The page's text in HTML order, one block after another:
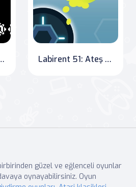
Adam Labirent 51: Ateş Kulesi Macerası
güzel ve eğlenceli oyunlar
oynayabilirsiniz. Oyun